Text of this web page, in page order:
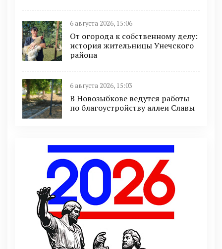
6 августа 2026, 15:06
От огорода к собственному делу:
история жительницы Унечского
района
6 августа 2026, 15:03
В Новозыбкове ведутся работы
по благоустройству аллеи Славы